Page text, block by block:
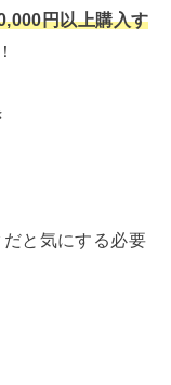
円以上購入す
と気にする必要